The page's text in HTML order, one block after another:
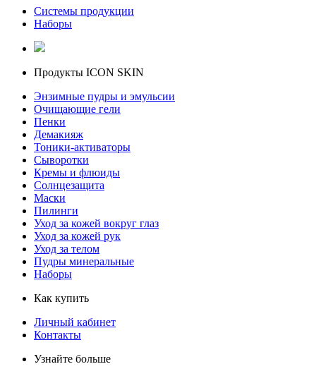
Системы продукции
Наборы
Продукты ICON SKIN
Энзимные пудры и эмульсии
Очищающие гели
Пенки
Демакияж
Тоники-активаторы
Сыворотки
Кремы и флюиды
Солнцезащита
Маски
Пилинги
Уход за кожей вокруг глаз
Уход за кожей рук
Уход за телом
Пудры минеральные
Наборы
Как купить
Личный кабинет
Контакты
Узнайте больше